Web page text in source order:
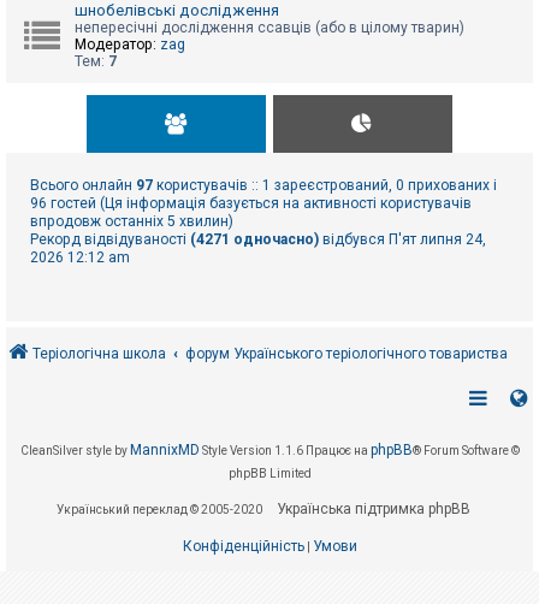
шнобелівські дослідження
непересічні дослідження ссавців (або в цілому тварин)
Модератор: zag
Тем: 7
Всього онлайн 97 користувачів :: 1 зареєстрований, 0 прихованих і
96 гостей (Ця інформація базується на активності користувачів
впродовж останніх 5 хвилин)
Рекорд відвідуваності (4271 одночасно) відбувся П'ят липня 24,
2026 12:12 am
Теріологічна школа форум Українського теріологічного товариства
CleanSilver style by MannixMD Style Version 1.1.6 Працює на phpBB® Forum Software ©
phpBB Limited
Український переклад © 2005-2020 Українська підтримка phpBB
Конфіденційність| Умови